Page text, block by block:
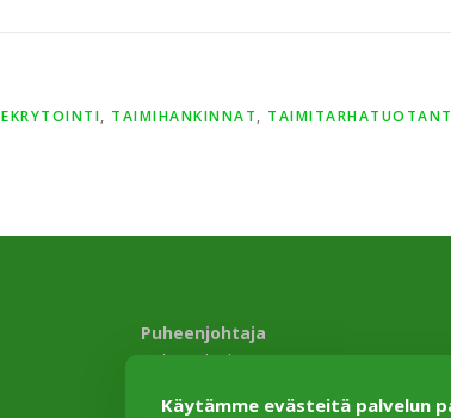
, TAIMIHANKINNAT,
Puheenjohtaja
Sisko Salmiheimo
Käytämme evästeitä palvelun